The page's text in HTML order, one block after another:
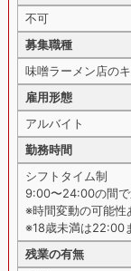
不可
募集職種
味噌ラーメン店の
雇用形態
アルバイト
勤務時間
シフトタイム制
9:00〜24:00の間
※時間変動の可能性
※18歳未満は22:00
残業の有無